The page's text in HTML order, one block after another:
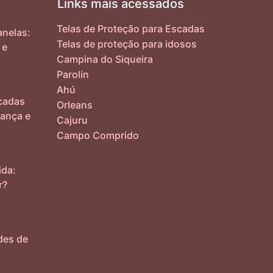
e
de
Links mais acessados
Telas de Proteção para Escadas
Telas de proteção para idosos
Campina do Siqueira
Parolin
Ahú
Orleans
Cajuru
Campo Comprido